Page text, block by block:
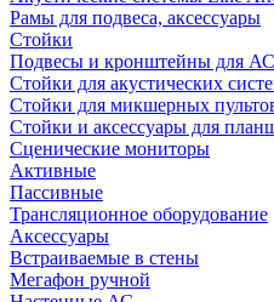
Рамы для подвеса, аксессуары
Стойки
Подвесы и кронштейны для АС
Стойки для акустических
Стойки для микшерных
Стойки и аксессуары для
Сценические мониторы
Активные
Пассивные
Трансляционное оборудование
Аксессуары
Встраиваемые в стены
Мегафон ручной